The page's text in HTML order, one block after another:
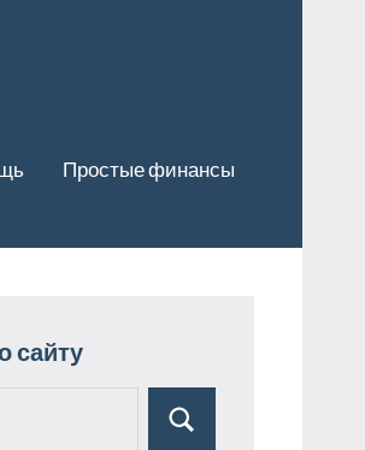
Простые финансы
сайту
Поиск